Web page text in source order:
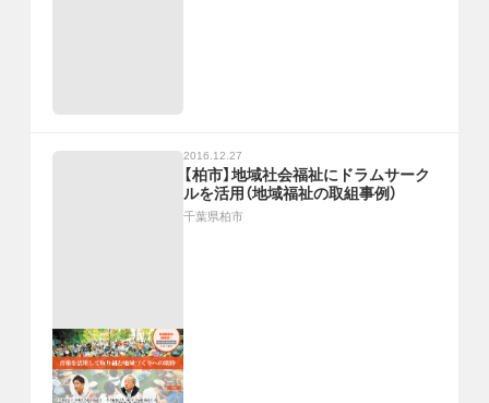
2016.12.27
【柏市】地域社会福祉にドラムサーク
ルを活用（地域福祉の取組事例）
千葉県柏市